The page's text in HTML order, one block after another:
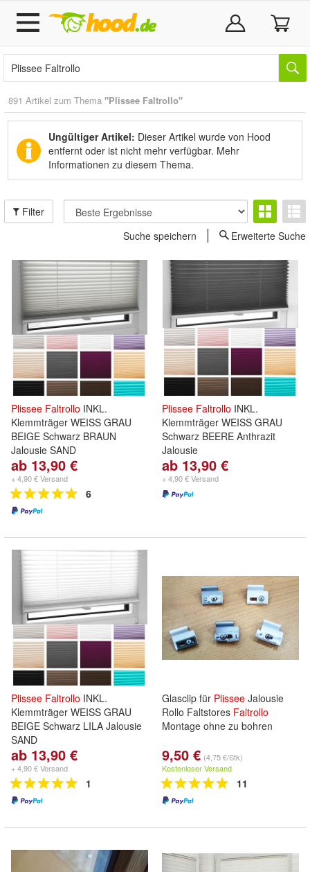
891 Artikel zum Thema "Plissee Faltrollo"
Ungültiger Artikel: Dieser Artikel wurde von Hood
entfernt oder ist nicht mehr verfügbar. Mehr
Informationen zu diesem Thema.
Filter
Suche speichern
Erweiterte Suche
Plissee Faltrollo INKL.
Klemmträger WEISS GRAU
BEIGE Schwarz BRAUN
Jalousie SAND
ab 13,90 €
+ 4,90 € Versand
6
Plissee Faltrollo INKL.
Klemmträger WEISS GRAU
Schwarz BEERE Anthrazit
Jalousie
ab 13,90 €
+ 4,90 € Versand
Plissee Faltrollo INKL.
Klemmträger WEISS GRAU
BEIGE Schwarz LILA Jalousie
SAND
ab 13,90 €
+ 4,90 € Versand
1
Glasclip für Plissee Jalousie
Rollo Faltstores Faltrollo
Montage ohne zu bohren
9,50 € (4,75 €/Stk)
Kostenloser Versand
11